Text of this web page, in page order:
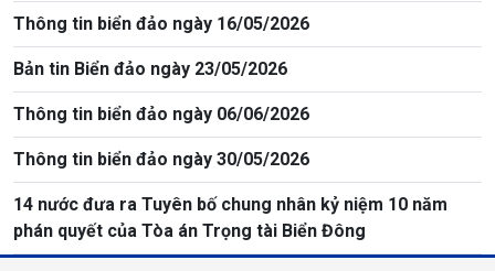
Thông tin biển đảo ngày 16/05/2026
Bản tin Biển đảo ngày 23/05/2026
Thông tin biển đảo ngày 06/06/2026
Thông tin biển đảo ngày 30/05/2026
14 nước đưa ra Tuyên bố chung nhân kỷ niệm 10 năm
phán quyết của Tòa án Trọng tài Biển Đông